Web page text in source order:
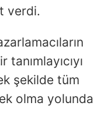
verdi.
şekilde tüm
olma yolunda